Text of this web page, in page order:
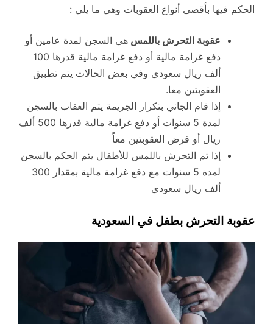
الحكم فيها بأقصى أنواع العقوبات وهي ما يلي :
عقوبة التحرش باللمس هي السجن لمدة عامين أو
دفع غرامة مالية أو دفع غرامة مالية قدرها 100
ألف ريال سعودي وفي بعض الحالات يتم تطبيق
العقوبتين معا.
إذا قام الجاني بتكرار الجريمة يتم العقاب بالسجن
لمدة 5 سنوات أو دفع غرامة مالية قدرها 500 ألف
ريال أو فرض العقوبتين معاً
إذا تم التحرش باللمس للأطفال يتم الحكم بالسجن
لمدة 5 سنوات مع دفع غرامة مالية بمقدار 300
ألف ريال سعودي
عقوبة التحرش بطفل في السعودية